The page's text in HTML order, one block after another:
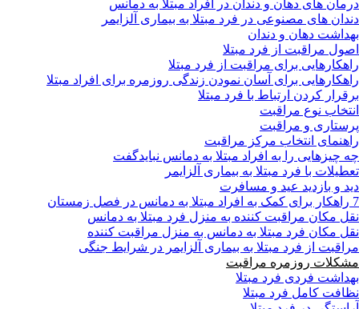
درمان های دهان و دندان در افراد مبتلا به دمانس
دندان های مصنوعی در فرد مبتلا به بیماری آلزایمر
بهداشت دهان و دندان
اصول مراقبت از فرد مبتلا
راهکارهایی برای مراقبت از فرد مبتلا
راهکارهایی برای آسان نمودن زندگی روزمره برای افراد مبتلا
برقرار کردن ارتباط با فرد مبتلا
انتخاب نوع مراقبت
پرستاری و مراقبت
راهنمای انتخاب مرکز مراقبت
چه چیزهایی را به افراد مبتلا به دمانس نبایدگفت
تعطیلات با فرد مبتلا به بیماری آلزایمر
دید و بازدید عید و مسافرت
7 راهکار برای کمک به افراد مبتلا به دمانس در فصل زمستان
نقل مکان مراقبت کننده به منزل فرد مبتلا به دمانس
نقل مکان فرد مبتلا به دمانس به منزل مراقبت کننده
مراقبت از فرد مبتلا به بیماری آلزایمر در شرایط جنگی
مشکلات روزمره مراقبت
بهداشت فردی فرد مبتلا
نظافت کامل فرد مبتلا